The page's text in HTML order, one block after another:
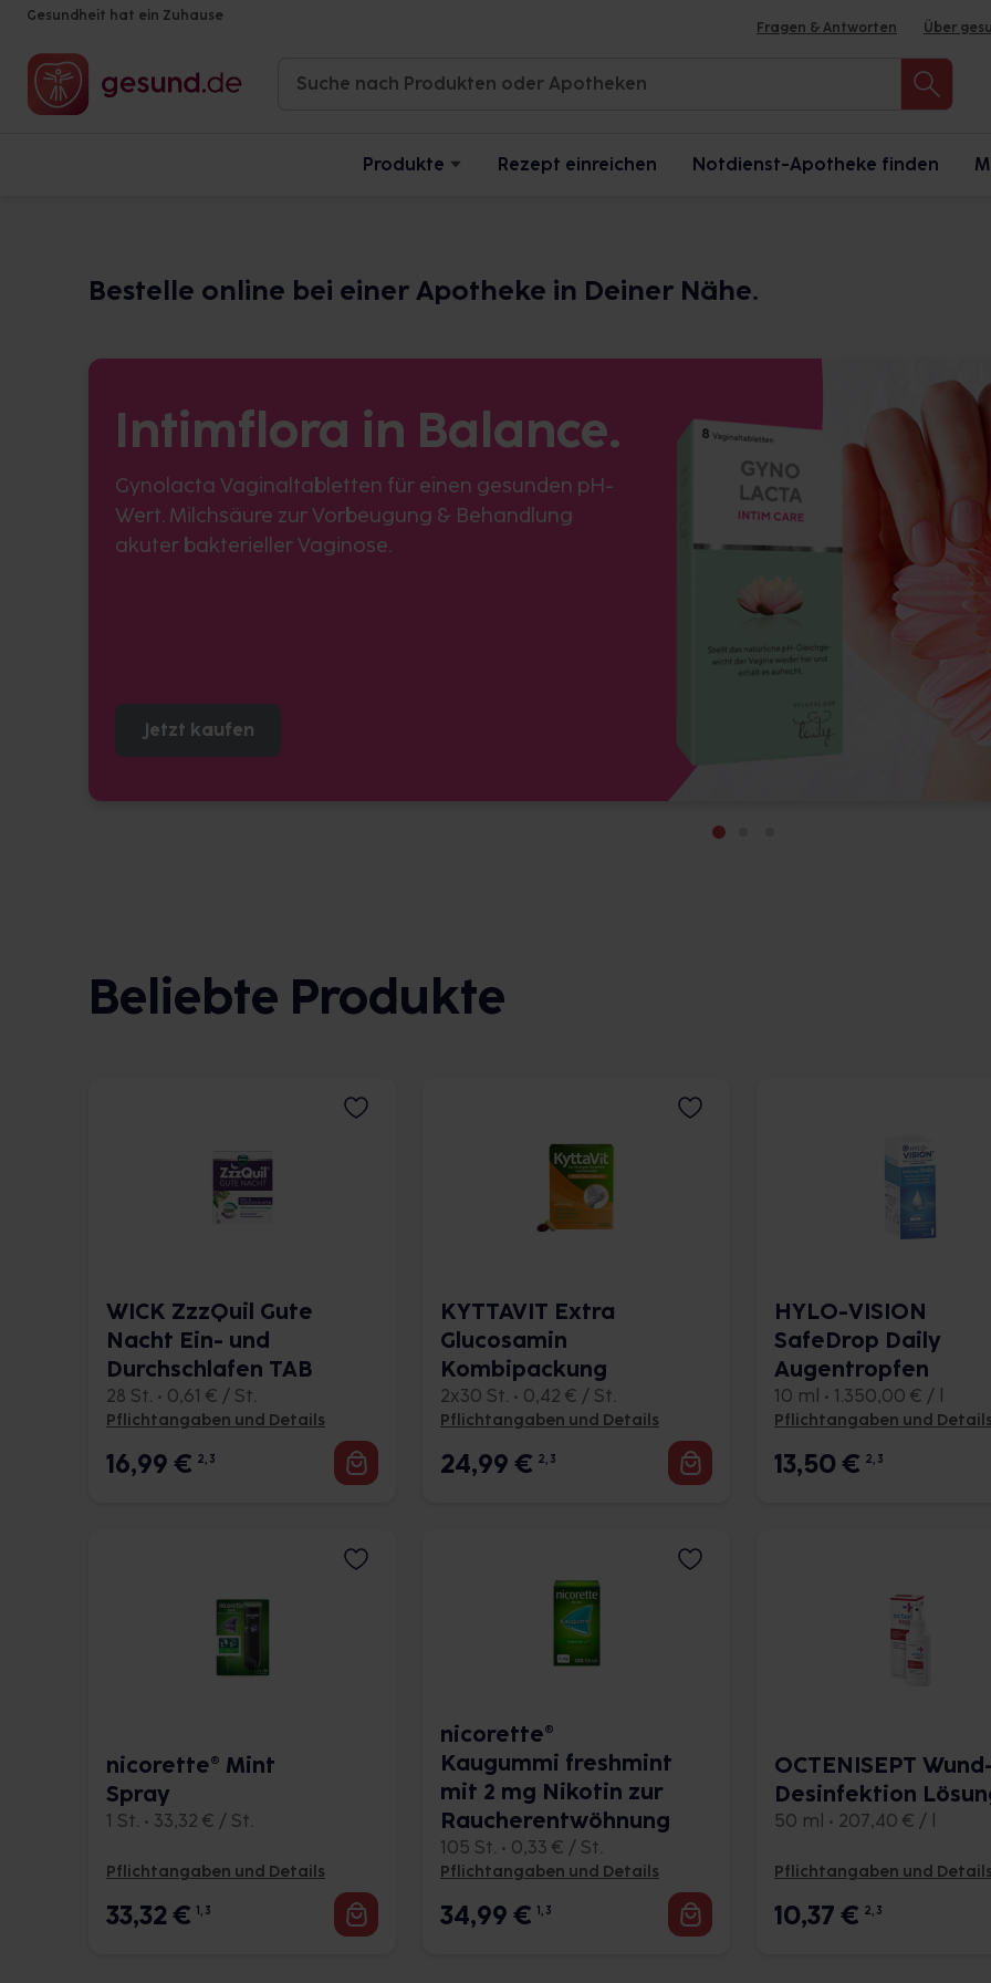
Gesundheit hat ein Zuhause
Fragen & Antworten Über
Produkte Rezept einreichen Notdienst-Apotheke finden
Bestelle online bei einer Apotheke in Deiner Nähe.
Intimflora in Balance.
Gynolacta Vaginaltabletten für einen gesunden pH-
Wert. Milchsäure zur Vorbeugung & Behandlung
akuter bakterieller Vaginose.
Jetzt kaufen
Beliebte Produkte
WICK ZzzQuil Gute
Nacht Ein- und
Durchschlafen TAB
28 St. • 0,61 € / St.
Pflichtangaben und Details
16,99€ 2, 3
KYTTAVIT Extra
Glucosamin
Kombipackung
2x30 St. • 0,42 € / St.
Pflichtangaben und Details
24,99€ 2, 3
HYLO-VISION
SafeDrop Daily
Augentropfen
10 ml • 1.350,00 € / l
Pflichtangaben und
13,50€ 2, 3
nicorette® Mint
Spray
1 St. • 33,32 € / St.
Pflichtangaben und Details
33,32€ 1, 3
nicorette®
Kaugummi freshmint
mit 2 mg Nikotin zur
Raucherentwöhnung
105 St. • 0,33 € / St.
Pflichtangaben und Details
34,99€ 1, 3
OCTENISEPT
Desinfektion
50 ml • 207,40 € / l
Pflichtangaben und
10,37€ 2, 3